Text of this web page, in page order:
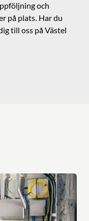
och
på plats. Har du
till oss på Västel